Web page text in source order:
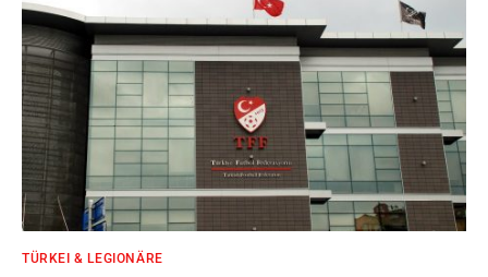
TÜRKEI & LEGIONÄRE